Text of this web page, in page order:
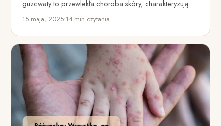
guzowaty to przewlekła choroba skóry, charakteryzująca
się występowaniem czerwonych,…
15 maja, 2025•14 min czytania